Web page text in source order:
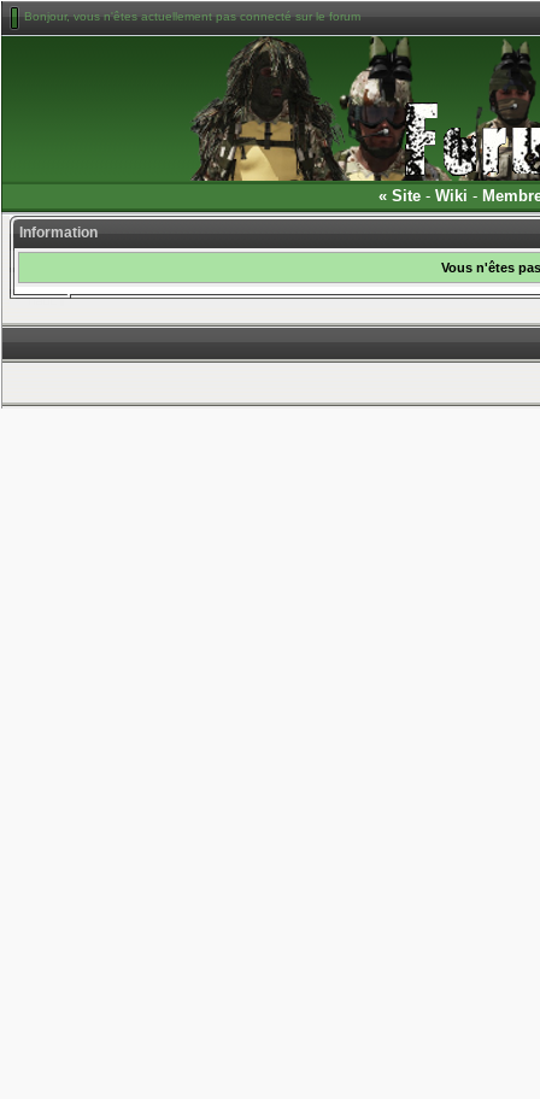
Bonjour, vous n'êtes actuellement pas connecté sur le forum
« Site - Wiki -
Information
Vous n'êtes